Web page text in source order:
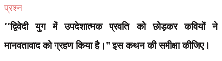
प्रश्न
‘‘द्विवेदी युग में उपदेशात्मक प्रवति को छोड़कर कवियों ने
मानवतावाद को ग्रहण किया है।" इस कथन कीसमीक्षा कीजिए।